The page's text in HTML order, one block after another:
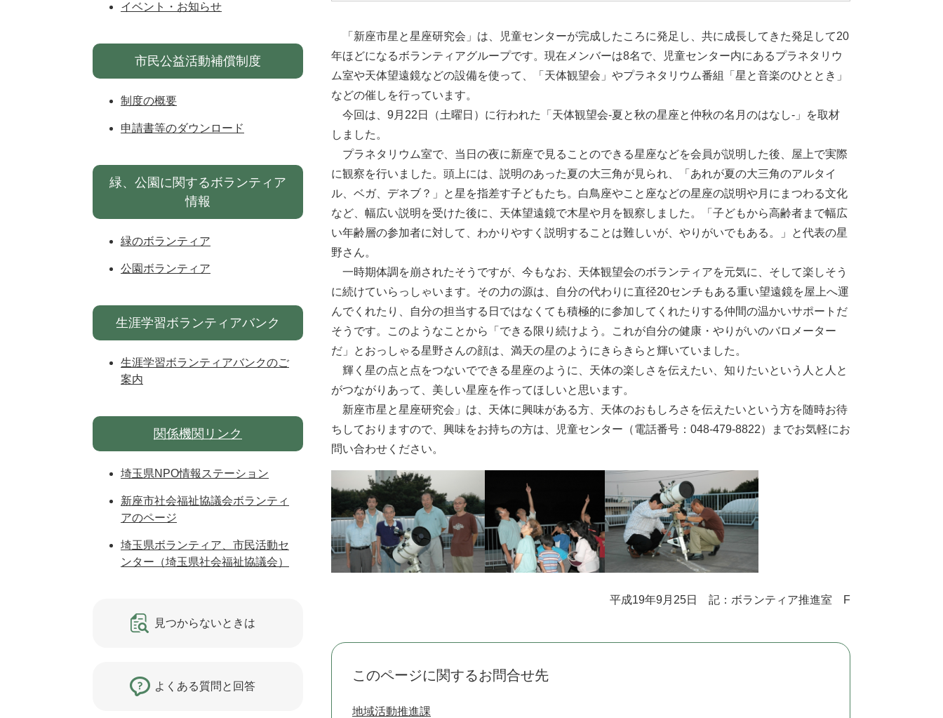
「新座市星と星座研究会」は、児童センターが完成したころに発足し、共に成長してきた発足して20
年ほどになるボランティアグループです。現在メンバーは8名で、児童センター内にあるプラネタリウ
ム室や天体望遠鏡などの設備を使って、「天体観望会」やプラネタリウム番組「星と音楽のひととき」
などの催しを行っています。
今回は、9月22日（土曜日）に行われた「天体観望会-夏と秋の星座と仲秋の名月のはなし-」を取材
しました。
プラネタリウム室で、当日の夜に新座で見ることのできる星座などを会員が説明した後、屋上で実際
に観察を行いました。頭上には、説明のあった夏の大三角が見られ、「あれが夏の大三角のアルタイ
ル、ベガ、デネブ？」と星を指差す子どもたち。白鳥座やこと座などの星座の説明や月にまつわる文化
など、幅広い説明を受けた後に、天体望遠鏡で木星や月を観察しました。「子どもから高齢者まで幅広
い年齢層の参加者に対して、わかりやすく説明することは難しいが、やりがいでもある。」と代表の星
野さん。
一時期体調を崩されたそうですが、今もなお、天体観望会のボランティアを元気に、そして楽しそう
に続けていらっしゃいます。その力の源は、自分の代わりに直径20センチもある重い望遠鏡を屋上へ運
んでくれたり、自分の担当する日ではなくても積極的に参加してくれたりする仲間の温かいサポートだ
そうです。このようなことから「できる限り続けよう。これが自分の健康・やりがいのバロメーター
だ」とおっしゃる星野さんの顔は、満天の星のようにきらきらと輝いていました。
輝く星の点と点をつないでできる星座のように、天体の楽しさを伝えたい、知りたいという人と人と
がつながりあって、美しい星座を作ってほしいと思います。
新座市星と星座研究会」は、天体に興味がある方、天体のおもしろさを伝えたいという方を随時お待
ちしておりますので、興味をお持ちの方は、児童センター（電話番号：048-479-8822）までお気軽にお
問い合わせください。
平成19年9月25日 記：ボランティア推進室 F
このページに関するお問合せ先
地域活動推進課
イベント・お知らせ
市民公益活動補償制度
制度の概要
申請書等のダウンロード
緑、公園に関するボランティア
情報
緑のボランティア
公園ボランティア
生涯学習ボランティアバンク
生涯学習ボランティアバンクのご
案内
関係機関リンク
埼玉県NPO情報ステーション
新座市社会福祉協議会ボランティ
アのページ
埼玉県ボランティア、市民活動セ
ンター（埼玉県社会福祉協議会）
見つからないときは
よくある質問と回答